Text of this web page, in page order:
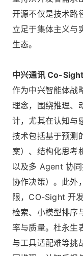
开源不仅是技术路
立足于集体主义与
生态。
中兴通讯 Co-
作为中兴智能体战
理念，围绕推理、
计，尤其在认知与
技术包括基于预测
案）、结构化思考
以及多 Agent 协
协作决策）。此外
限，CO-Sight 开
检索、小模型排序
率与质量。杜永生
与工具适配难等挑